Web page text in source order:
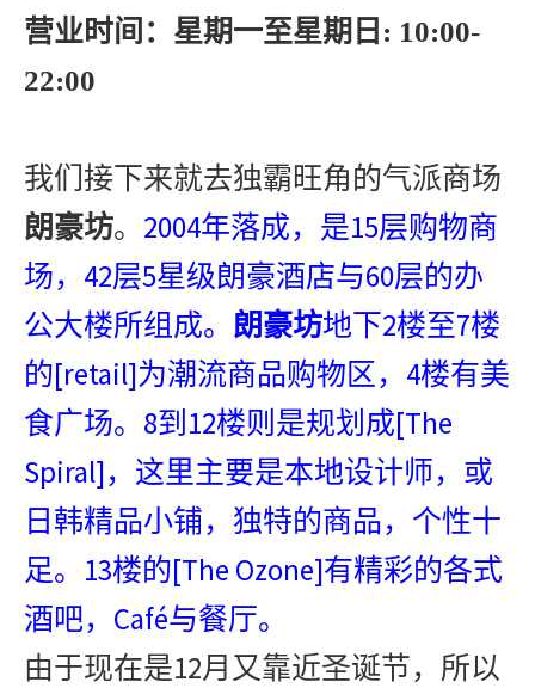
营业时间：星期一至星期日: 10:00-
22:00
我们接下来就去独霸旺角的气派商场
朗豪坊。 2004年落成，是15层购物商
场， 42层5星级朗豪酒店与60层的办
公大楼所组成。 朗豪坊地下2楼至7楼
的[retail]为潮流商品购物区， 4楼有美
食广场。 8到 12楼则是规划成[The
Spiral]，这里主要是本地设计师，或
日韩精品小铺，独特的商品，个性十
足。 13楼的[The Ozone]有精彩的各式
酒吧， Café与餐厅。
由于现在是12月又靠近圣诞节，所以